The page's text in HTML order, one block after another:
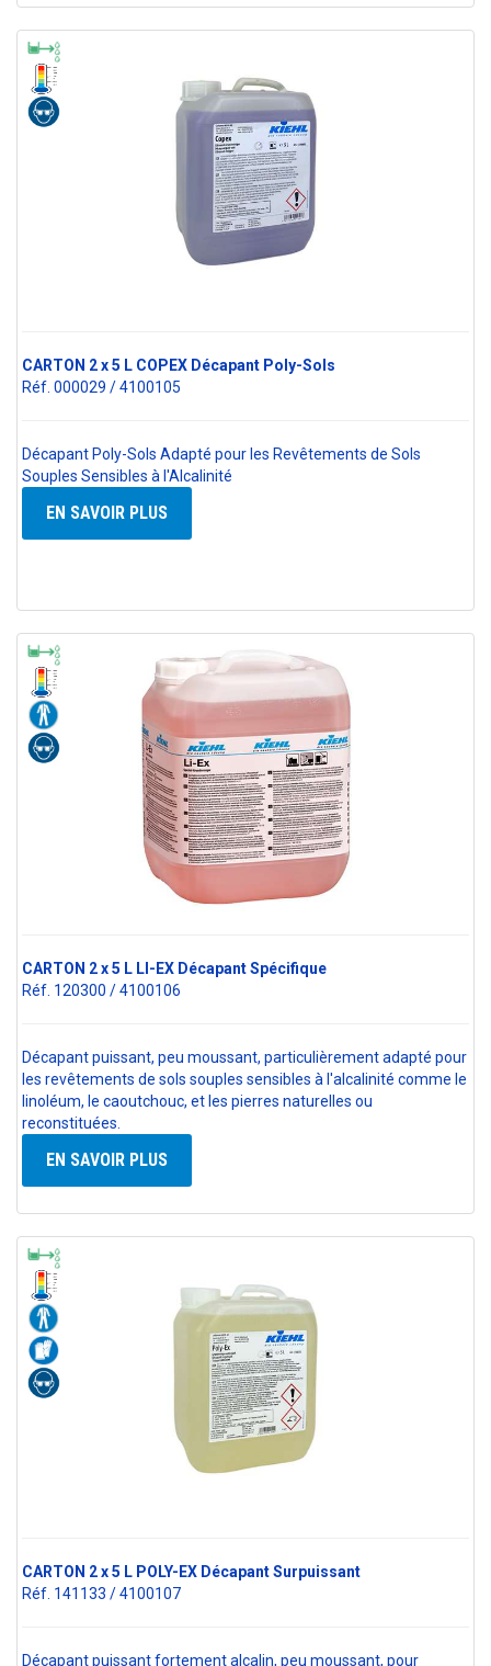
CARTON 2 x 5 L COPEX Décapant Poly-Sols
Réf. 000029 / 4100105
Décapant Poly-Sols Adapté pour les Revêtements de Sols
Souples Sensibles à l'Alcalinité
EN SAVOIR PLUS
CARTON 2 x 5 L LI-EX Décapant Spécifique
Réf. 120300 / 4100106
Décapant puissant, peu moussant, particulièrement adapté pour
les revêtements de sols souples sensibles à l'alcalinité comme le
linoléum, le caoutchouc, et les pierres naturelles ou
reconstituées.
EN SAVOIR PLUS
CARTON 2 x 5 L POLY-EX Décapant Surpuissant
Réf. 141133 / 4100107
Décapant puissant fortement alcalin, peu moussant, pour